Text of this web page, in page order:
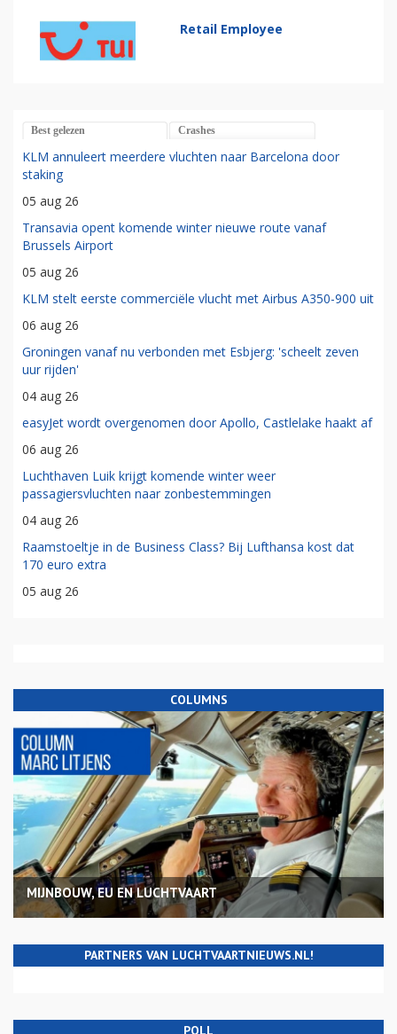
Retail Employee
Best gelezen Crashes
KLM annuleert meerdere vluchten naar Barcelona door
staking
05 aug 26
Transavia opent komende winter nieuwe route vanaf
Brussels Airport
05 aug 26
KLM stelt eerste commerciële vlucht met Airbus A350-900 uit
06 aug 26
Groningen vanaf nu verbonden met Esbjerg: 'scheelt zeven
uur rijden'
04 aug 26
easyJet wordt overgenomen door Apollo, Castlelake haakt af
06 aug 26
Luchthaven Luik krijgt komende winter weer
passagiersvluchten naar zonbestemmingen
04 aug 26
Raamstoeltje in de Business Class? Bij Lufthansa kost dat
170 euro extra
05 aug 26
COLUMNS
MIJNBOUW, EU EN LUCHTVAART
PARTNERS VAN LUCHTVAARTNIEUWS.NL!
POLL